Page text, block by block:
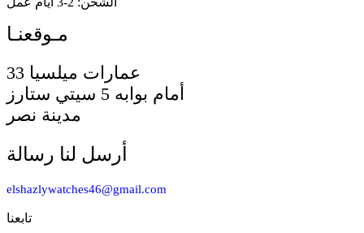
أمام بوابه 5 سيتي ستارز
مدينة نصر
أرسل لنا رسالة
elshazlywatches46@gmail.com
تابعنا